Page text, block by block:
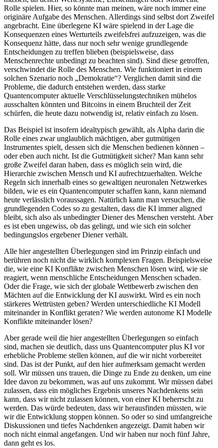
Rolle spielen. Hier, so könnte man meinen, wäre noch immer eine
originäre Aufgabe des Menschen. Allerdings sind selbst dort Zweifel
angebracht. Eine überlegene KI wäre spielend in der Lage die
Konsequenzen eines Werturteils zweifelsfrei aufzuzeigen, was die
Konsequenz hätte, dass nur noch sehr wenige grundlegende
Entscheidungen zu treffen blieben (beispielsweise, dass
Menschenrechte unbedingt zu beachten sind). Sind diese getroffen,
verschwindet die Rolle des Menschen. Wie funktioniert in einem
solchen Szenario noch „Demokratie“? Verglichen damit sind die
Probleme, die dadurch entstehen werden, dass starke
Quantencomputer aktuelle Verschlüsselungstechniken mühelos
ausschalten könnten und Bitcoins in einem Bruchteil der Zeit
schürfen, die heute dazu notwendig ist, relativ einfach zu lösen.
Das Beispiel ist insofern idealtypisch gewählt, als Alpha darin die
Rolle eines zwar unglaublich mächtigen, aber gutmütigen
Instrumentes spielt, dessen sich die Menschen bedienen können –
oder eben auch nicht. Ist die Gutmütigkeit sicher? Man kann sehr
große Zweifel daran haben, dass es möglich sein wird, die
Hierarchie zwischen Mensch und KI aufrechtzuerhalten. Welche
Regeln sich innerhalb eines so gewaltigen neuronalen Netzwerkes
bilden, wie es ein Quantencomputer schaffen kann, kann niemand
heute verlässlich voraussagen. Natürlich kann man versuchen, die
grundlegenden Codes so zu gestalten, dass die KI immer aligned
bleibt, sich also als unbedingter Diener des Menschen versteht. Aber
es ist eben ungewiss, ob das gelingt, und wie sich ein solcher
bedingungslos ergebener Diener verhält.
Alle hier angestellten Überlegungen sind im Prinzip einfach und
berühren noch nicht die wirklich komplexen Fragen. Beispielsweise
die, wie eine KI Konflikte zwischen Menschen lösen wird, wie sie
reagiert, wenn menschliche Entscheidungen Menschen schaden.
Oder die Frage, wie sich der globale Wettbewerb zwischen den
Mächten auf die Entwicklung der KI auswirkt. Wird es ein noch
stärkeres Wettrüsten geben? Werden unterschiedliche KI Modell
miteinander in Konflikt geraten? Wie werden autonome KI Modelle
Konflikte miteinander lösen?
Aber gerade weil die hier angestellten Überlegungen so einfach
sind, machen sie deutlich, dass uns Quantencomputer plus KI vor
erhebliche Probleme stellen können, auf die wir nicht vorbereitet
sind. Das ist der Punkt, auf den hier aufmerksam gemacht werden
soll. Wir müssen uns trauen, die Dinge zu Ende zu denken, um eine
Idee davon zu bekommen, was auf uns zukommt. Wir müssen dabei
zulassen, dass ein mögliches Ergebnis unseres Nachdenkens sein
kann, dass wir nicht zulassen können, von einer KI beherrscht zu
werden. Das würde bedeuten, dass wir herausfinden müssten, wie
wir die Entwicklung stoppen können. So oder so sind umfangreiche
Diskussionen und tiefes Nachdenken angezeigt. Damit haben wir
noch nicht einmal angefangen. Und wir haben nur noch fünf Jahre,
dann geht es los.